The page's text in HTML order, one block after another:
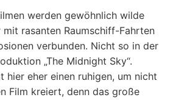
werden gewöhnlich wilde
mit rasanten Raumschiff-Fahrten
verbunden. Nicht so in der
„The Midnight Sky“.
hier eher einen ruhigen, um nicht
Film kreiert, denn das große